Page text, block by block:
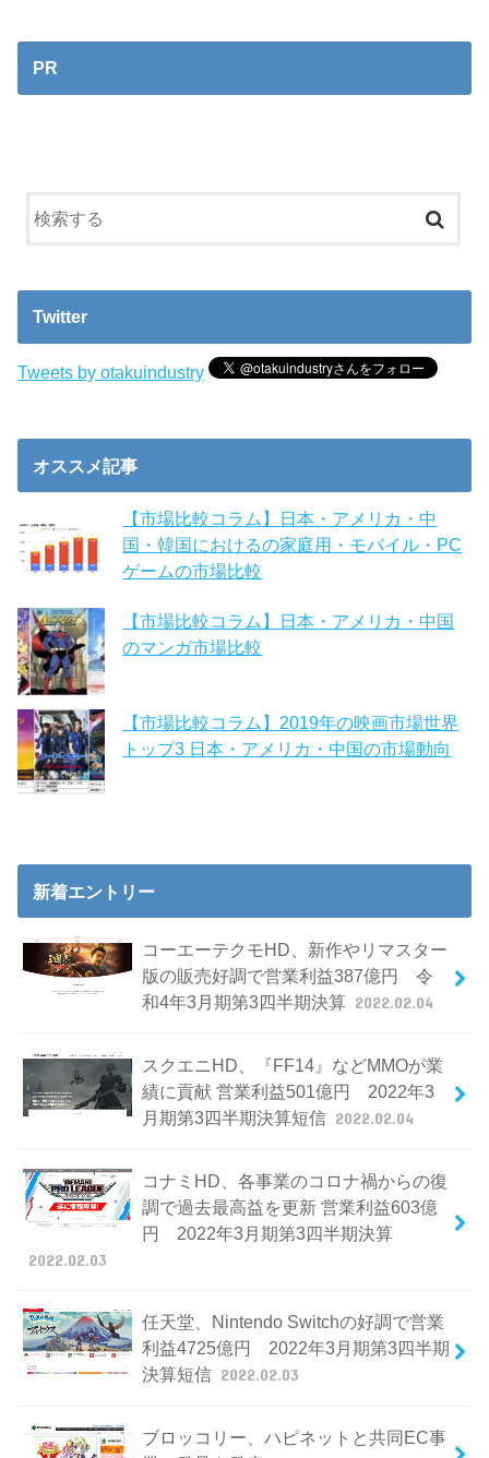
PR
Twitter
Tweets by otakuindustry
オススメ記事
【市場比較コラム】日本・アメリカ・中
国・韓国におけるの家庭用・モバイル・PC
ゲームの市場比較
【市場比較コラム】日本・アメリカ・中国
のマンガ市場比較
【市場比較コラム】2019年の映画市場世界
トップ3 日本・アメリカ・中国の市場動向
新着エントリー
コーエーテクモHD、新作やリマスター
版の販売好調で営業利益387億円 令
和4年3月期第3四半期決算 2022.02.04
スクエニHD、『FF14』などMMOが業
績に貢献 営業利益501億円 2022年3
月期第3四半期決算短信 2022.02.04
コナミHD、各事業のコロナ禍からの復
調で過去最高益を更新 営業利益603億
円 2022年3月期第3四半期決算
2022.02.03
任天堂、Nintendo Switchの好調で営業
利益4725億円 2022年3月期第3四半期
決算短信 2022.02.03
ブロッコリー、ハピネットと共同EC事